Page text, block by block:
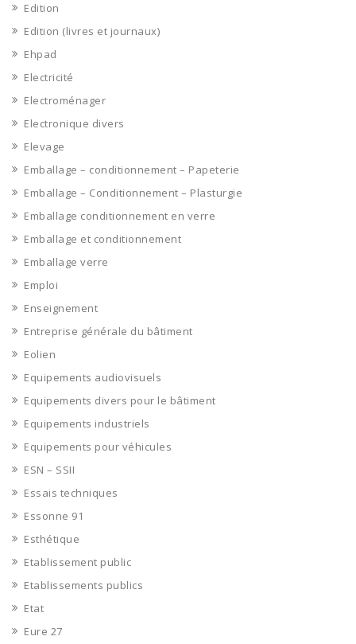
Edition
Edition (livres et journaux)
Ehpad
Electricité
Electroménager
Electronique divers
Elevage
Emballage – conditionnement – Papeterie
Emballage – Conditionnement – Plasturgie
Emballage conditionnement en verre
Emballage et conditionnement
Emballage verre
Emploi
Enseignement
Entreprise générale du bâtiment
Eolien
Equipements audiovisuels
Equipements divers pour le bâtiment
Equipements industriels
Equipements pour véhicules
ESN – SSII
Essais techniques
Essonne 91
Esthétique
Etablissement public
Etablissements publics
Etat
Eure 27